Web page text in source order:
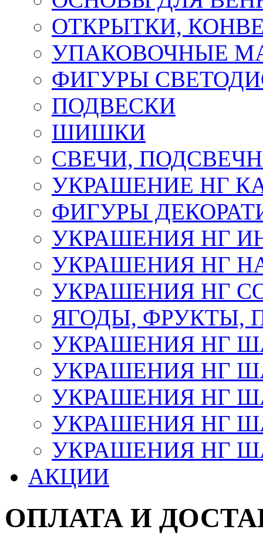
ОТКРЫТКИ,
УПАКОВОЧНЫЕ
ФИГУРЫ
ПОДВЕСКИ
ШИШКИ
СВЕЧИ,
УКРАШЕНИЕ НГ
ФИГУРЫ
УКРАШЕНИЯ НГ
УКРАШЕНИЯ НГ
УКРАШЕНИЯ НГ
ЯГОДЫ, ФРУКТЫ,
УКРАШЕНИЯ НГ
УКРАШЕНИЯ НГ
УКРАШЕНИЯ НГ
УКРАШЕНИЯ НГ
УКРАШЕНИЯ НГ
АКЦИИ
ОПЛАТА И